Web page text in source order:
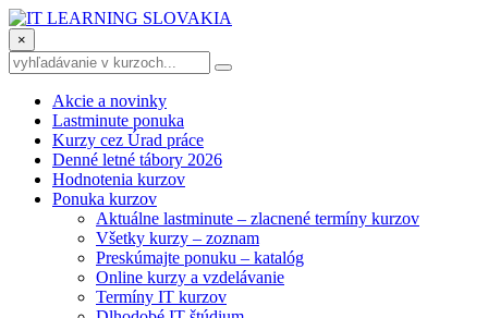
×
Akcie a novinky
Lastminute ponuka
Kurzy cez Úrad práce
Denné letné tábory 2026
Hodnotenia kurzov
Ponuka kurzov
Aktuálne lastminute – zlacnené termíny kurzov
Všetky kurzy – zoznam
Preskúmajte ponuku – katalóg
Online kurzy a vzdelávanie
Termíny IT kurzov